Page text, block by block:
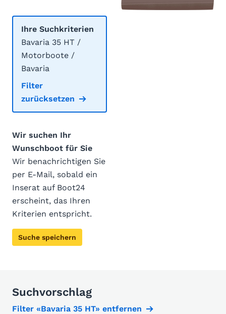
Ihre Suchkriterien
Bavaria 35 HT /
Motorboote /
Bavaria
Filter
zurücksetzen
Wir suchen Ihr
Wunschboot für Sie
Wir benachrichtigen Sie
per E-Mail, sobald ein
Inserat auf Boot24
erscheint, das Ihren
Kriterien entspricht.
Suche speichern
Suchvorschlag
Filter «Bavaria 35 HT» entfernen